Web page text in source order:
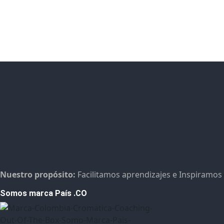
Nuestro propósito: Facilitamos aprendizajes e
Somos marca País .CO